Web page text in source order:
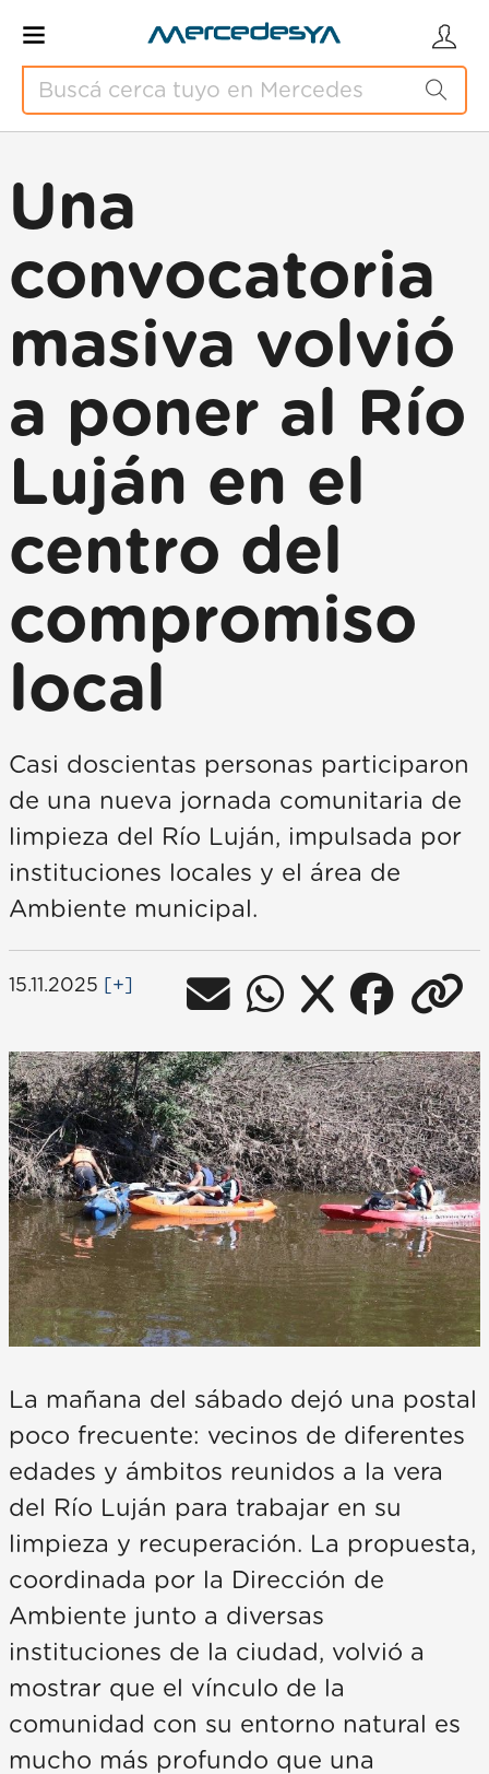
Una
convocatoria
masiva volvió
a poner al Río
Luján en el
centro del
compromiso
local
Casi doscientas personas participaron
de una nueva jornada comunitaria de
limpieza del Río Luján, impulsada por
instituciones locales y el área de
Ambiente municipal.
15.11.2025 [+]
La mañana del sábado dejó una postal
poco frecuente: vecinos de diferentes
edades y ámbitos reunidos a la vera
del Río Luján para trabajar en su
limpieza y recuperación. La propuesta,
coordinada por la Dirección de
Ambiente junto a diversas
instituciones de la ciudad, volvió a
mostrar que el vínculo de la
comunidad con su entorno natural es
mucho más profundo que una